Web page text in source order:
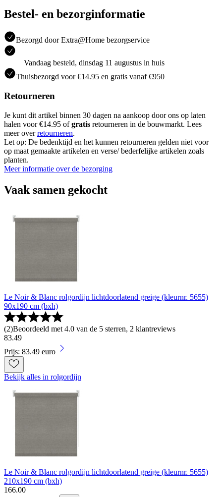
Bestel- en bezorginformatie
Bezorgd door Extra@Home bezorgservice
Vandaag besteld, dinsdag 11 augustus in huis
Thuisbezorgd voor €14.95 en gratis vanaf €950
Retourneren
Je kunt dit artikel binnen 30 dagen na aankoop door ons op laten
halen voor €14.95 ofgratis retourneren in de bouwmarkt. Lees
meer overretourneren.
Let op: De bedenktijd en het kunnen retourneren gelden niet voor
op maat gemaakte artikelen en verse/ bederfelijke artikelen zoals
planten.
Meer informatie over de bezorging
Vaak samen gekocht
Le Noir & Blanc rolgordijn lichtdoorlatend greige (kleurnr. 5655)
90x190 cm (bxh)
(2)Beoordeeld met 4.0 van de 5 sterren, 2 klantreviews
83.49
Prijs: 83.49 euro
Bekijk alles in rolgordijn
Le Noir & Blanc rolgordijn lichtdoorlatend greige (kleurnr. 5655)
210x190 cm (bxh)
166.00